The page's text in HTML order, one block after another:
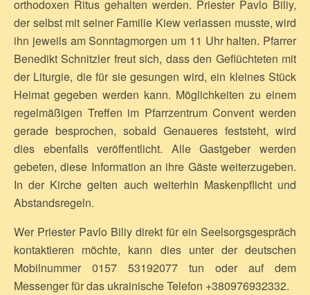
orthodoxen Ritus gehalten werden. Priester Pavlo Biliy,
der selbst mit seiner Familie Kiew verlassen musste, wird
ihn jeweils am Sonntagmorgen um 11 Uhr halten. Pfarrer
Benedikt Schnitzler freut sich, dass den Geflüchteten mit
der Liturgie, die für sie gesungen wird, ein kleines Stück
Heimat gegeben werden kann. Möglichkeiten zu einem
regelmäßigen Treffen im Pfarrzentrum Convent werden
gerade besprochen, sobald Genaueres feststeht, wird
dies ebenfalls veröffentlicht. Alle Gastgeber werden
gebeten, diese Information an ihre Gäste weiterzugeben.
In der Kirche gelten auch weiterhin Maskenpflicht und
Abstandsregeln.
Wer Priester Pavlo Biliy direkt für ein Seelsorgsgespräch
kontaktieren möchte, kann dies unter der deutschen
Mobilnummer 0157 53192077 tun oder auf dem
Messenger für das ukrainische Telefon +380976932332.